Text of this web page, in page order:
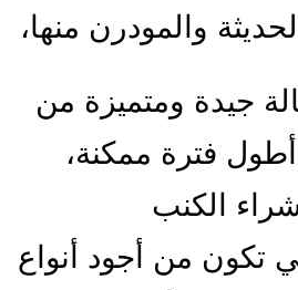
والمودرن منها،
جيدة ومتميزة من
فترة ممكنة،
الكنب
تكون من أجود أنواع